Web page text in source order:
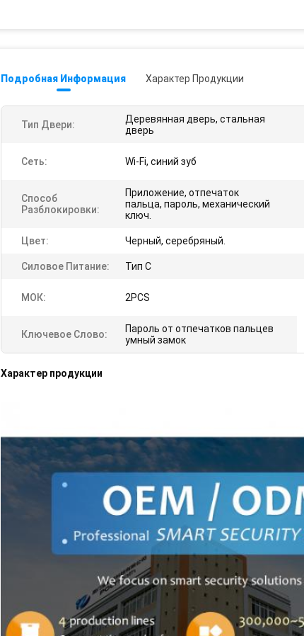
Подробная Информация Характер Продукции
Тип Двери:
Деревянная дверь, стальная
дверь
Сеть: Wi-Fi, синий зуб
Способ
Разблокировки:
Приложение, отпечаток
пальца, пароль, механический
ключ.
Цвет: Черный, серебряный.
Силовое Питание: Тип С
МОК: 2PCS
Ключевое Слово:
Пароль от отпечатков пальцев
умный замок
Характер продукции